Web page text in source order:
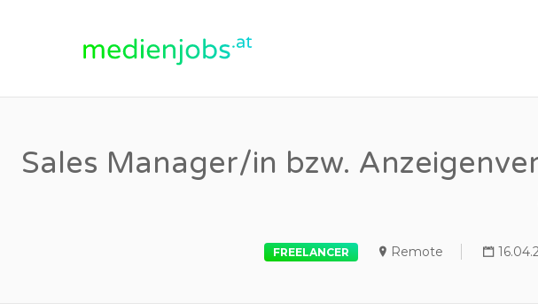
Sales Manager/in bzw.
FREELANCER Remote